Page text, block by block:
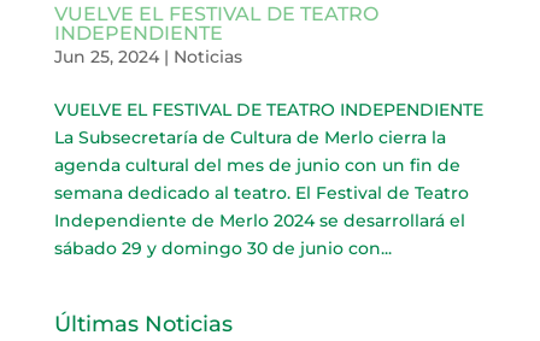
VUELVE EL FESTIVAL DE TEATRO
INDEPENDIENTE
Jun 25, 2024| Noticias
VUELVE EL FESTIVAL DE TEATRO INDEPENDIENTE
La Subsecretaría de Cultura de Merlo cierra la
agenda cultural del mes de junio con un fin de
semana dedicado al teatro. El Festival de Teatro
Independiente de Merlo 2024 se desarrollará el
sábado 29 y domingo 30 de junio con...
Últimas Noticias